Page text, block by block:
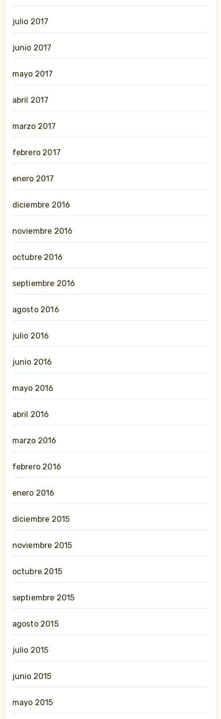
julio 2017
junio 2017
mayo 2017
abril 2017
marzo 2017
febrero 2017
enero 2017
diciembre 2016
noviembre 2016
octubre 2016
septiembre 2016
agosto 2016
julio 2016
junio 2016
mayo 2016
abril 2016
marzo 2016
febrero 2016
enero 2016
diciembre 2015
noviembre 2015
octubre 2015
septiembre 2015
agosto 2015
julio 2015
junio 2015
mayo 2015